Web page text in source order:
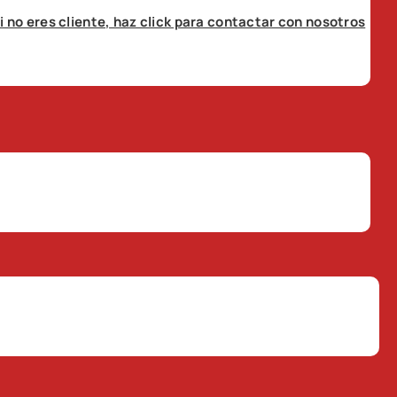
no eres cliente, haz click para contactar con nosotros